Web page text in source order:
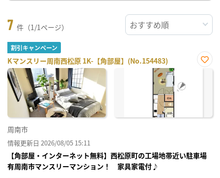
7 件（1/1ページ）
割引キャンペーン
Kマンスリー周南西松原 1K-【角部屋】(No.154483)
お気
周南市
情報更新日 2026/08/05 15:11
【角部屋・インターネット無料】西松原町の工場地帯近い駐車場
有周南市マンスリーマンション！ 家具家電付♪